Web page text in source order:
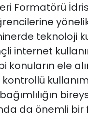
Formatörü
teknoloji
internet
konuların ele
da önemli bir